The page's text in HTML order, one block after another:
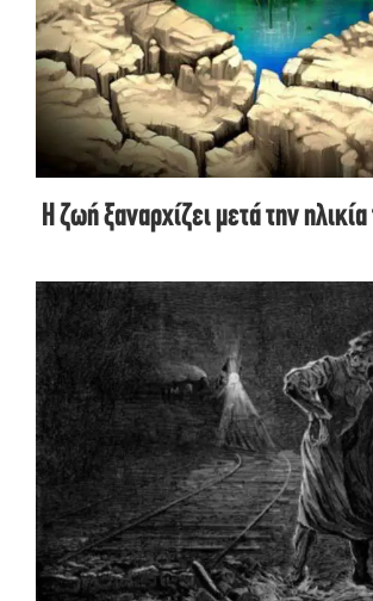
Η ζωή ξαναρχίζει μετά την